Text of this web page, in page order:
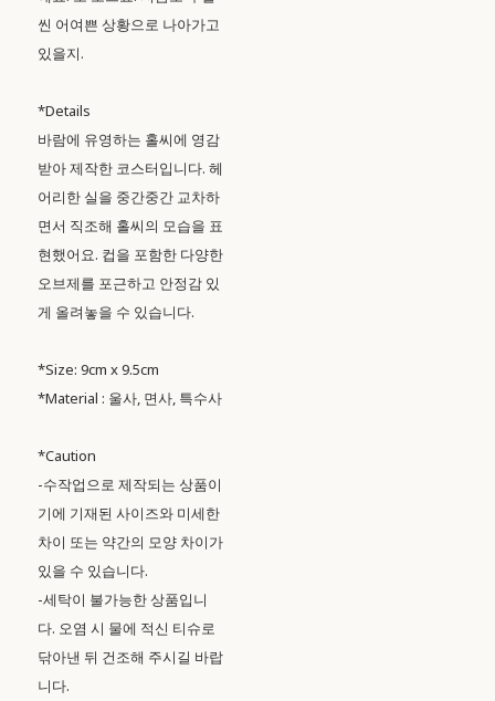
씬 어여쁜 상황으로 나아가고
있을지.
*Details
바람에 유영하는 홀씨에 영감
받아 제작한 코스터입니다. 헤
어리한 실을 중간중간 교차하
면서 직조해 홀씨의 모습을 표
현했어요. 컵을 포함한 다양한
오브제를 포근하고 안정감 있
게 올려놓을 수 있습니다.
*Size: 9cm x 9.5cm
*Material : 울사, 면사, 특수사
*Caution
-수작업으로 제작되는 상품이
기에 기재된 사이즈와 미세한
차이 또는 약간의 모양 차이가
있을 수 있습니다.
-세탁이 불가능한 상품입니
다. 오염 시 물에 적신 티슈로
닦아낸 뒤 건조해 주시길 바랍
니다.